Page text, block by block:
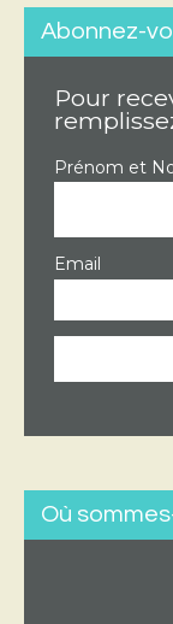
Abonnez-
Pour
Prénom et
Email
Où